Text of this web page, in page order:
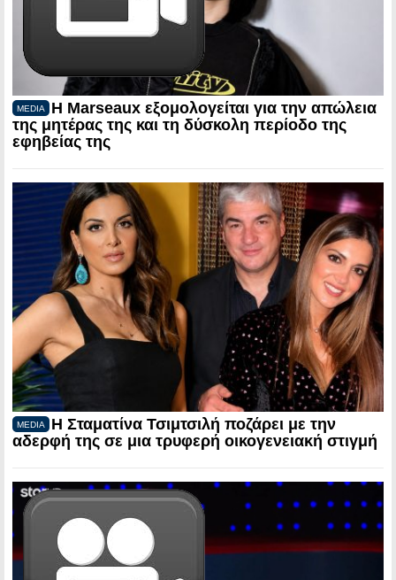
MEDIA
Η Marseaux εξομολογείται για την απώλεια
της μητέρας της και τη δύσκολη περίοδο της
εφηβείας της
MEDIA
Η Σταματίνα Τσιμτσιλή ποζάρει με την
αδερφή της σε μια τρυφερή οικογενειακή στιγμή